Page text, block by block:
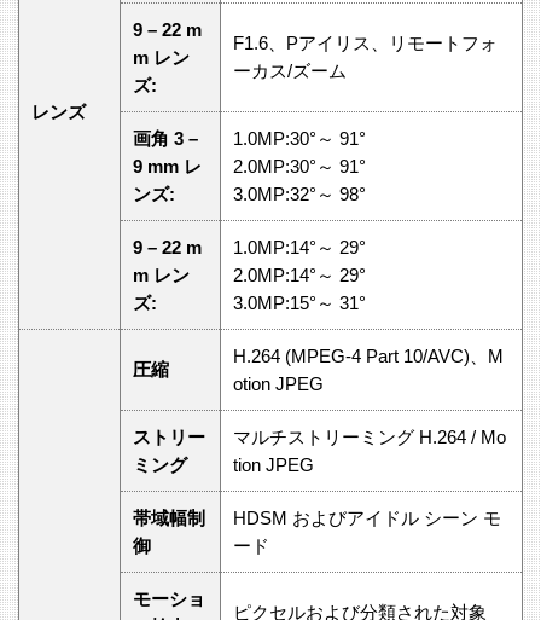
レンズ
9 – 22 m
m レン
ズ:
F1.6、Pアイリス、リモートフォ
ーカス/ズーム
画角 3 –
9 mm レ
ンズ:
1.0MP:30°～ 91°
2.0MP:30°～ 91°
3.0MP:32°～ 98°
9 – 22 m
m レン
ズ:
1.0MP:14°～ 29°
2.0MP:14°～ 29°
3.0MP:15°～ 31°
圧縮
H.264 (MPEG-4 Part 10/AVC)、M
otion JPEG
ストリー
ミング
マルチストリーミング H.264 / Mo
tion JPEG
帯域幅制
御
HDSM およびアイドル シーン モ
ード
モーショ
ピクセルおよび分類された対象